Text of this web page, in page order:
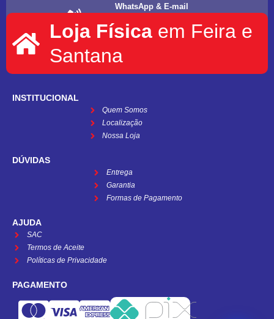
WhatsApp & E-mail
informat.servicos1@gmail.com
Loja Física em Feira e
Santana
INSTITUCIONAL
Quem Somos
Localização
Nossa Loja
DÚVIDAS
Entrega
Garantia
Formas de Pagamento
AJUDA
SAC
Termos de Aceite
Políticas de Privacidade
PAGAMENTO